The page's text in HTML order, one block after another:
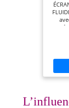
avec
2
DES